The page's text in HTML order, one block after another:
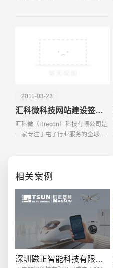
2011-03-23
汇科微科技网站建设签约易百讯科技
汇科微（Hrecon）科技有限公司是
一家专注于电子行业服务的全球领
领域，并拥有较大的市
相关案例
深圳磁正智能科技有限公司
创意品牌型网站